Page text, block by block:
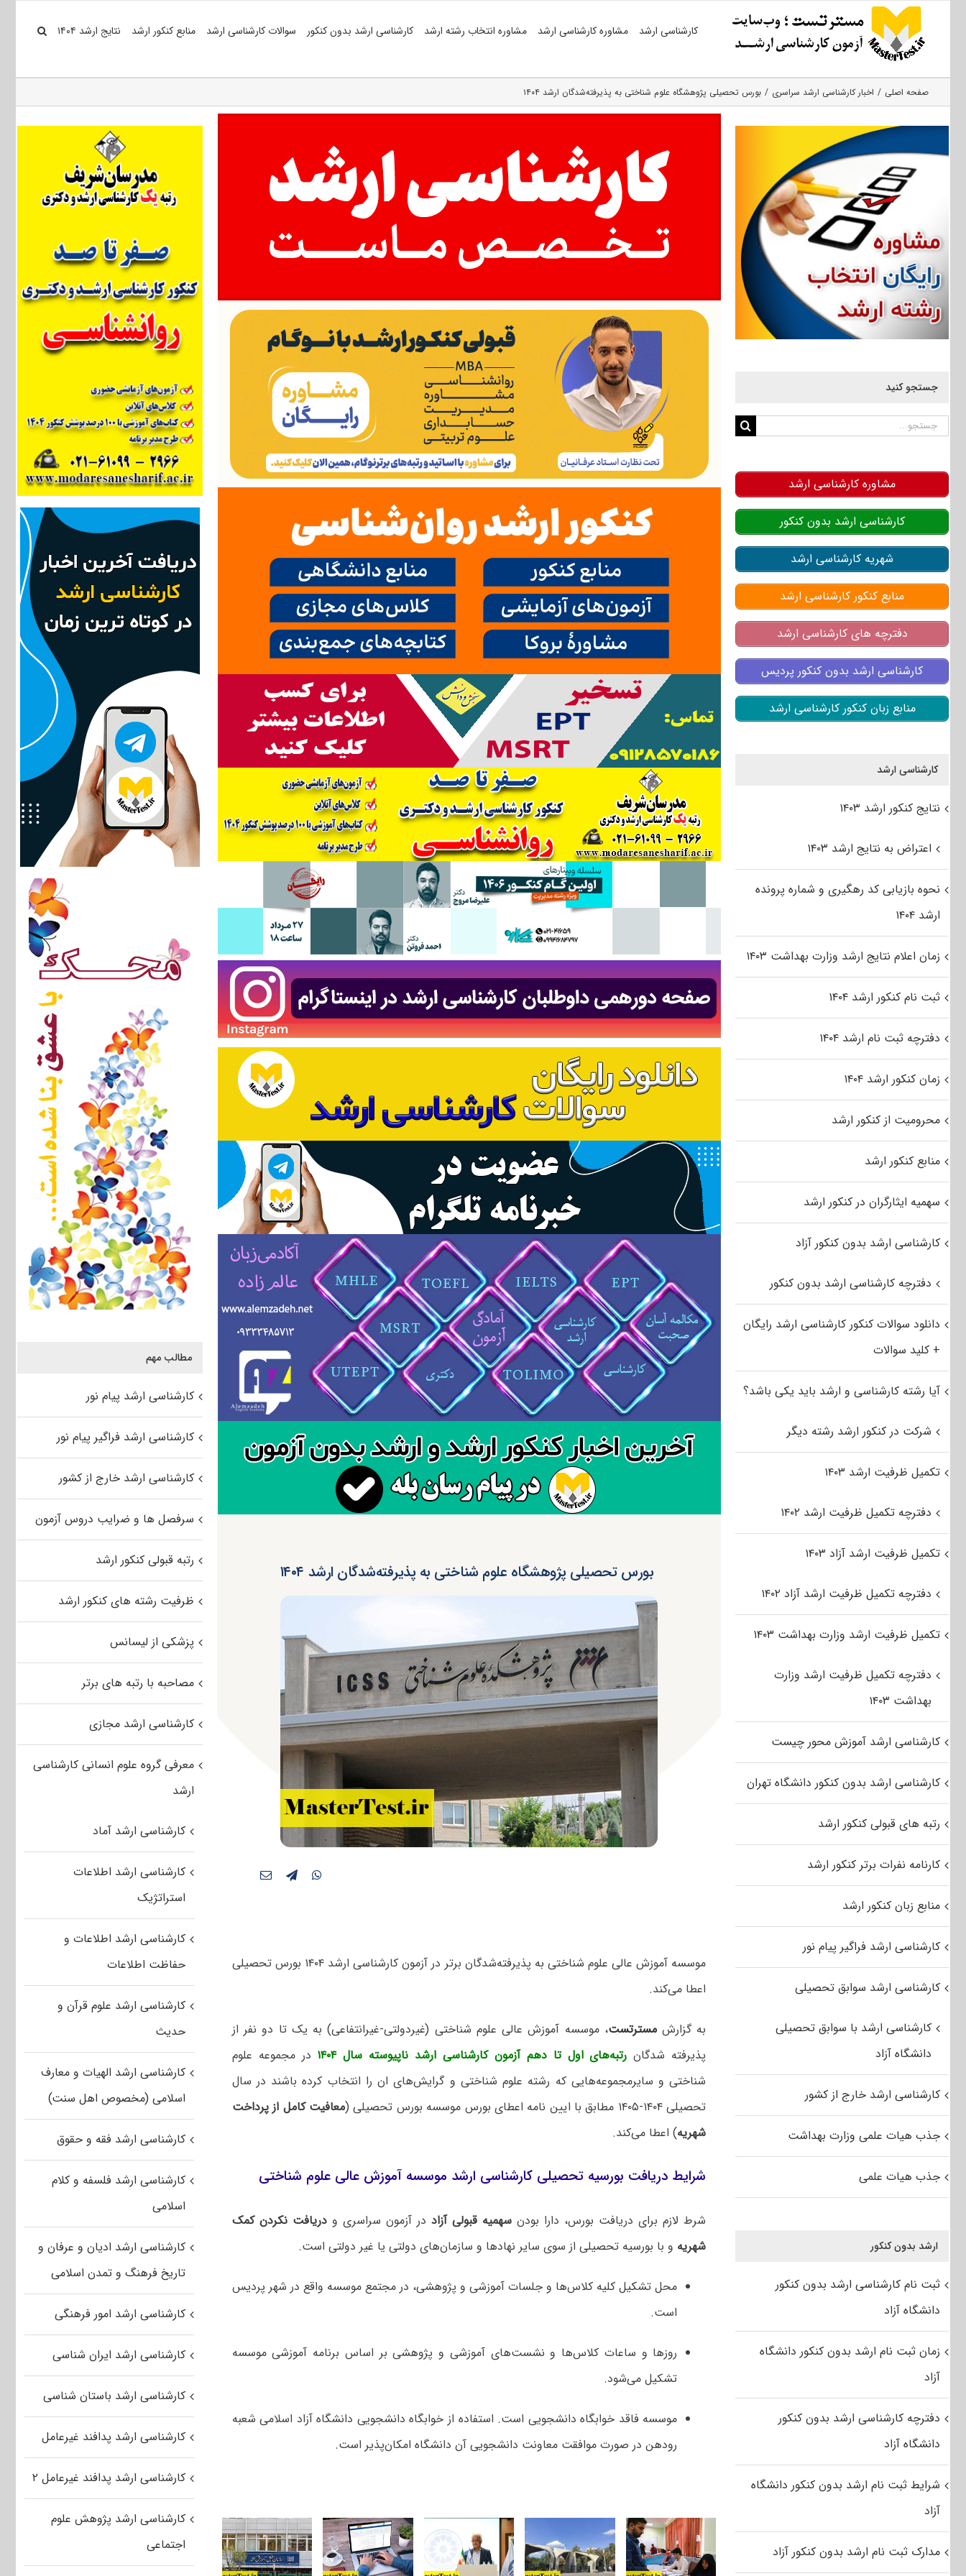
کارشناسی ارشد مشاوره کارشناسی ارشد مشاوره انتخاب رشته ارشد کارشناسی ارشد بدون کنکور سوالات کارشناسی ارشد منابع کنکور ارشد نتایج ارشد ۱۴۰۴
صفحه اصلی اخبار کارشناسی ارشد سراسری بورس تحصیلی پژوهشگاه علوم شناختی به پذیرفته‌شدگان ارشد ۱۴۰۴
بورس تحصیلی پژوهشگاه علوم شناختی به پذیرفته‌شدگان ارشد ۱۴۰۴
موسسه آموزش عالی علوم شناختی به پذیرفته‌شدگان برتر در آزمون کارشناسی ارشد ۱۴۰۴ بورس تحصیلی
اعطا می‌کند.
به گزارشمسترتست، موسسه آموزش عالی علوم شناختی (غیردولتی-غیرانتفاعی) به یک تا دو نفر از
پذیرفته شدگان رتبه‌های اول تا دهم آزمون کارشناسی ارشد ناپیوسته سال ۱۴۰۴
در مجموعه علوم
شناختی و سایرمجموعه‌هایی که رشته علوم شناختی و گرایش‌های ان را انتخاب کرده باشند در سال
تحصیلی ۱۴۰۴-۱۴۰۵ مطابق با ایین نامه اعطای بورس موسسه بورس تحصیلی (
معافیت کامل از پرداخت
شهریه) اعطا می‌کند.
شرایط دریافت بورسیه تحصیلی کارشناسی ارشد موسسه آموزش عالی علوم شناختی
شرط لازم برای دریافت بورس، دارا بودن سهمیه قبولی آزاد در آزمون سراسری ودریافت نکردن کمک
شهریه و با بورسیه تحصیلی از سوی سایر نهادها و سازمان‌های دولتی یا غیر دولتی است.
محل تشکیل کلیه کلاس‌ها و جلسات آموزشی و پژوهشی، در مجتمع موسسه واقع در شهر پردیس
است.
روزها و ساعات کلاس‌ها و نشست‌های آموزشی و پژوهشی بر اساس برنامه آموزشی موسسه
تشکیل می‌شود.
موسسه فاقد خوابگاه دانشجویی است. استفاده از خوابگاه دانشجویی دانشگاه آزاد اسلامی شعبه
رودهن در صورت موافقت معاونت دانشجویی آن دانشگاه امکان‌پذیر است.
مطالب مهم
کارشناسی ارشد پیام نور
کارشناسی ارشد فراگیر پیام نور
کارشناسی ارشد خارج از کشور
سرفصل ها و ضرایب دروس آزمون
رتبه قبولی کنکور ارشد
ظرفیت رشته های کنکور ارشد
پزشکی از لیسانس
مصاحبه با رتبه های برتر
کارشناسی ارشد مجازی
معرفی گروه علوم انسانی کارشناسی
ارشد
کارشناسی ارشد آماد
کارشناسی ارشد اطلاعات
استراتژیک
کارشناسی ارشد اطلاعات و
حفاظت اطلاعات
کارشناسی ارشد علوم قرآن و
حدیث
کارشناسی ارشد الهیات و معارف
اسلامی (مخصوص اهل سنت)
کارشناسی ارشد فقه و حقوق
کارشناسی ارشد فلسفه و کلام
اسلامی
کارشناسی ارشد ادیان و عرفان و
تاریخ فرهنگ و تمدن اسلامی
کارشناسی ارشد امور فرهنگی
کارشناسی ارشد ایران شناسی
کارشناسی ارشد باستان شناسی
کارشناسی ارشد پدافند غیرعامل
کارشناسی ارشد پدافند غیرعامل ۲
کارشناسی ارشد پژوهش علوم
اجتماعی
جستجو کنید
جستجو
مشاوره کارشناسی ارشد
کارشناسی ارشد بدون کنکور
شهریه کارشناسی ارشد
منابع کنکور کارشناسی ارشد
دفترچه های کارشناسی ارشد
کارشناسی ارشد بدون کنکور پردیس
منابع زبان کنکور کارشناسی ارشد
کارشناسی ارشد
نتایج کنکور ارشد ۱۴۰۳
اعتراض به نتایج ارشد ۱۴۰۳
نحوه بازیابی کد رهگیری و شماره پرونده
ارشد ۱۴۰۴
زمان اعلام نتایج ارشد وزارت بهداشت ۱۴۰۳
ثبت نام کنکور ارشد ۱۴۰۴
دفترچه ثبت نام ارشد ۱۴۰۴
زمان کنکور ارشد ۱۴۰۴
محرومیت از کنکور ارشد
منابع کنکور ارشد
سهمیه ایثارگران در کنکور ارشد
کارشناسی ارشد بدون کنکور آزاد
دفترچه کارشناسی ارشد بدون کنکور
دانلود سوالات کنکور کارشناسی ارشد رایگان
+ کلید سوالات
آیا رشته کارشناسی و ارشد باید یکی باشد؟
شرکت در کنکور ارشد رشته دیگر
تکمیل ظرفیت ارشد ۱۴۰۳
دفترچه تکمیل ظرفیت ارشد ۱۴۰۲
تکمیل ظرفیت ارشد آزاد ۱۴۰۳
دفترچه تکمیل ظرفیت ارشد آزاد ۱۴۰۲
تکمیل ظرفیت ارشد وزارت بهداشت ۱۴۰۳
دفترچه تکمیل ظرفیت ارشد وزارت
بهداشت ۱۴۰۳
کارشناسی ارشد آموزش محور چیست
کارشناسی ارشد بدون کنکور دانشگاه تهران
رتبه های قبولی کنکور ارشد
کارنامه نفرات برتر کنکور ارشد
منابع زبان کنکور ارشد
کارشناسی ارشد فراگیر پیام نور
کارشناسی ارشد سوابق تحصیلی
کارشناسی ارشد با سوابق تحصیلی
دانشگاه آزاد
کارشناسی ارشد خارج از کشور
جذب هیات علمی وزارت بهداشت
جذب هیات علمی
ارشد بدون کنکور
ثبت نام کارشناسی ارشد بدون کنکور
دانشگاه آزاد
زمان ثبت نام ارشد بدون کنکور دانشگاه
آزاد
دفترچه کارشناسی ارشد بدون کنکور
دانشگاه آزاد
شرایط ثبت نام ارشد بدون کنکور دانشگاه
آزاد
مدارک ثبت نام ارشد بدون کنکور آزاد